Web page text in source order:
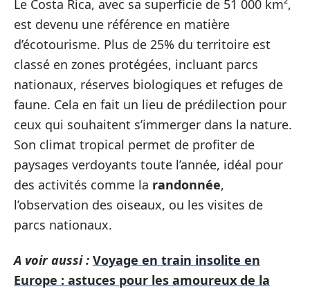
Le Costa Rica, avec sa superficie de 51 000 km²,
est devenu une référence en matière
d’écotourisme. Plus de 25% du territoire est
classé en zones protégées, incluant parcs
nationaux, réserves biologiques et refuges de
faune. Cela en fait un lieu de prédilection pour
ceux qui souhaitent s’immerger dans la nature.
Son climat tropical permet de profiter de
paysages verdoyants toute l’année, idéal pour
des activités comme la randonnée,
l’observation des oiseaux, ou les visites de
parcs nationaux.
A voir aussi : Voyage en train insolite en
Europe : astuces pour les amoureux de la